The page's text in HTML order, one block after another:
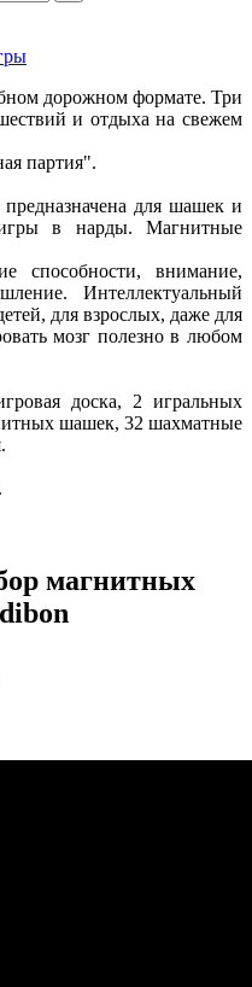
дорожном формате. Три
и отдыха на свежем
партия".
для шашек и
в нарды. Магнитные
способности, внимание,
Интеллектуальный
для взрослых, даже для
мозг полезно в любом
доска, 2 игральных
шашек, 32 шахматные
магнитных